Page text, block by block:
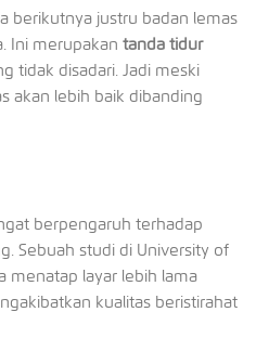
berikutnya justru badan lemas
Ini merupakan tanda tidur
tidak disadari. Jadi meski
akan lebih baik dibanding
berpengaruh terhadap
Sebuah studi di University of
menatap layar lebih lama
kualitas beristirahat